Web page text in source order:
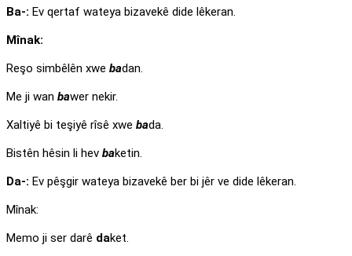
Ba-: Ev qertaf wateya bizavekê dide lêkeran.
Mînak:
Reşo simbêlên xwe badan.
Me ji wan bawer nekir.
Xaltiyê bi teşiyê rîsê xwe bada.
Bistên hêsin li hev baketin.
Da-: Ev pêşgir wateya bizavekê ber bi jêr ve dide lêkeran.
Mînak:
Memo ji ser darê daket.